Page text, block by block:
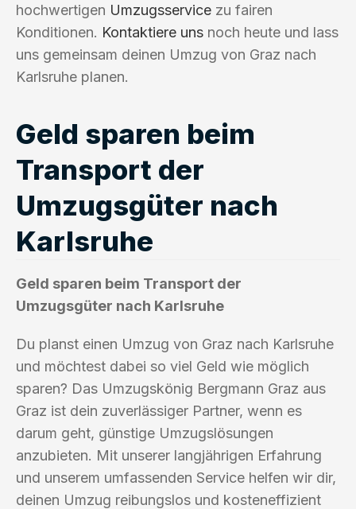
hochwertigen Umzugsservice zu fairen
Konditionen. Kontaktiere uns noch heute und lass
uns gemeinsam deinen Umzug von Graz nach
Karlsruhe planen.
Geld sparen beim
Transport der
Umzugsgüter nach
Karlsruhe
Geld sparen beim Transport der
Umzugsgüter nach Karlsruhe
Du planst einen Umzug von Graz nach Karlsruhe
und möchtest dabei so viel Geld wie möglich
sparen? Das Umzugskönig Bergmann Graz aus
Graz ist dein zuverlässiger Partner, wenn es
darum geht, günstige Umzugslösungen
anzubieten. Mit unserer langjährigen Erfahrung
und unserem umfassenden Service helfen wir dir,
deinen Umzug reibungslos und kosteneffizient